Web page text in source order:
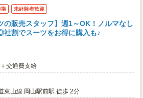
期 未経験者歓迎
の販売スタッフ】週1～OK！ノルマなし
割でスーツをお得に購入も♪
交通費支給
東山線 岡山駅前駅 徒歩 2分